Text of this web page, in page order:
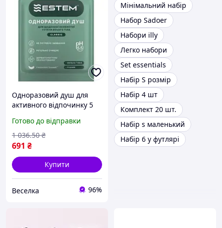
Одноразовий душ для
активного відпочинку 5
для гігієни на природі
FLAME
Готово до відправки
691 ₴
1 036.50 ₴
Купити
Веселка 96%
Мінімальний набір
Набор Sadoer
Набори illy
Легко набори
Set essentials
Набір S розмір
Набір 4 шт
Комплект 20 шт.
Набір s маленький
Набір 6 у футлярі